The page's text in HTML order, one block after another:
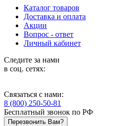
Каталог товаров
Доставка и оплата
Акции
Вопрос - ответ
Личный кабинет
Следите за нами
в соц. сетях:
Связаться с нами:
8 (800) 250-50-81
Бесплатный звонок по РФ
Перезвонить Вам?